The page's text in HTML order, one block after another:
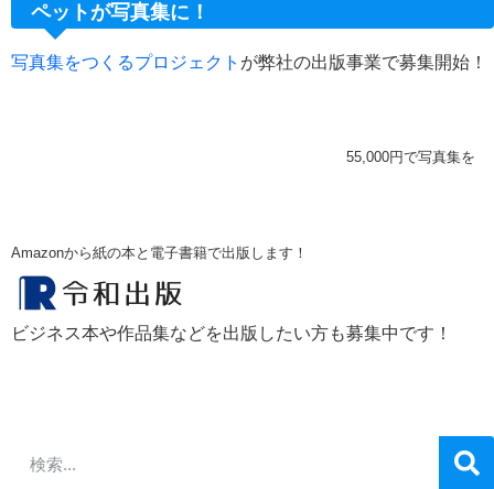
ペットが写真集に！
写真集をつくるプロジェクト が弊社の出版事業で募集開始！
55,000円で写真集を
Amazonから紙の本と電子書籍で出版します！
ビジネス本や作品集などを出版したい方も募集中です！